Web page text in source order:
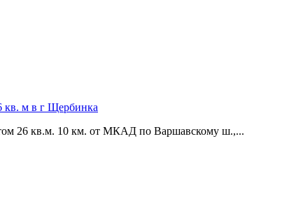
кв. м в г Щербинка
26 кв.м. 10 км. от МКАД по Варшавскому ш.,­...